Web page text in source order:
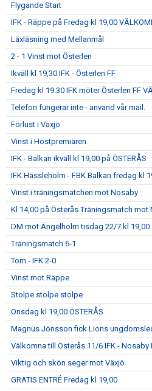
Flygande Start
IFK - Räppe på Fredag kl 19,00
Läxläsning med Mellanmål
2 - 1 Vinst mot Österlen
Ikväll kl 19,30 IFK - Österlen FF
Fredag kl 19.30 IFK möter Österlen FF
Telefon fungerar inte - använd vår mail.
Förlust i Växjö
Vinst i Höstpremiären
IFK - Balkan ikväll kl 19,00 på ÖSTERÅS
IFK Hässleholm - FBK Balkan fredag kl
Vinst i träningsmatchen mot Nosaby
Kl 14,00 på Österås Träningsmatch mot
DM mot Ängelholm tisdag 22/7 kl 19,00
Träningsmatch 6-1
Torn - IFK 2-0
Vinst mot Räppe
Stolpe stolpe stolpe
Onsdag kl 19,00 ÖSTERÅS
Magnus Jönsson fick Lions
Välkomna till Österås 11/6 IFK - Nosaby
Viktig och skön seger mot Växjö
GRATIS ENTRÉ Fredag kl 19,00